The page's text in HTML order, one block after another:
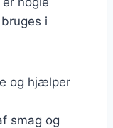
i
og hjælper
smag og